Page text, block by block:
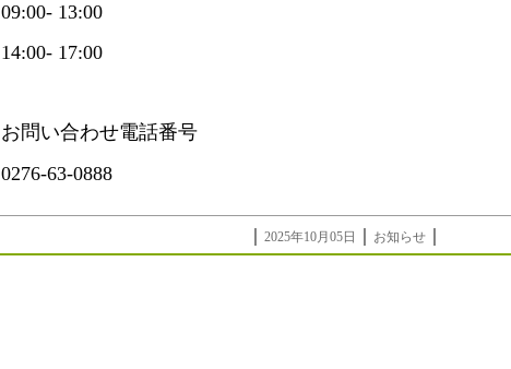
09:00- 13:00
14:00- 17:00
お問い合わせ電話番号
0276-63-0888
2025年10月05日 お知らせ